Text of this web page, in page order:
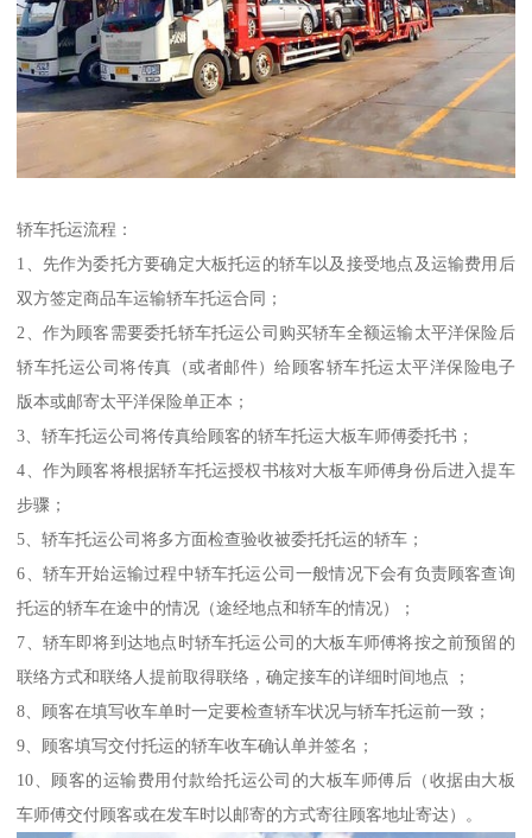
轿车托运流程：
1、先作为委托方要确定大板托运的轿车以及接受地点及运输费用后
双方签定商品车运输轿车托运合同；
2、作为顾客需要委托轿车托运公司购买轿车全额运输太平洋保险后
轿车托运公司将传真（或者邮件）给顾客轿车托运太平洋保险电子
版本或邮寄太平洋保险单正本；
3、轿车托运公司将传真给顾客的轿车托运大板车师傅委托书；
4、作为顾客将根据轿车托运授权书核对大板车师傅身份后进入提车
步骤；
5、轿车托运公司将多方面检查验收被委托托运的轿车；
6、轿车开始运输过程中轿车托运公司一般情况下会有负责顾客查询
托运的轿车在途中的情况（途经地点和轿车的情况）；
7、轿车即将到达地点时轿车托运公司的大板车师傅将按之前预留的
联络方式和联络人提前取得联络，确定接车的详细时间地点 ；
8、顾客在填写收车单时一定要检查轿车状况与轿车托运前一致；
9、顾客填写交付托运的轿车收车确认单并签名；
10、顾客的运输费用付款给托运公司的大板车师傅后（收据由大板
车师傅交付顾客或在发车时以邮寄的方式寄往顾客地址寄达）。